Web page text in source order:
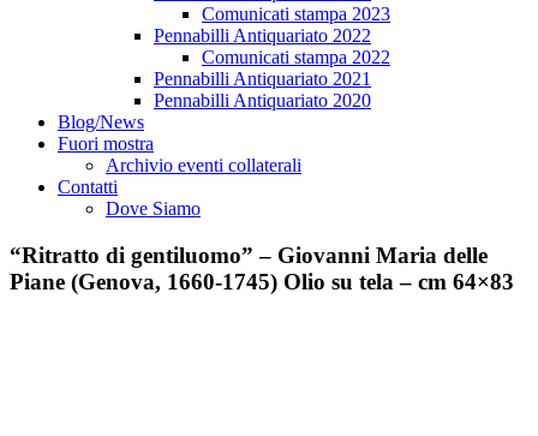
Comunicati stampa 2023
Pennabilli Antiquariato 2022
Comunicati stampa 2022
Pennabilli Antiquariato 2021
Pennabilli Antiquariato 2020
Blog/News
Fuori mostra
Archivio eventi collaterali
Contatti
Dove Siamo
“Ritratto di gentiluomo” – Giovanni Maria delle
Piane (Genova, 1660-1745) Olio su tela – cm 64×83